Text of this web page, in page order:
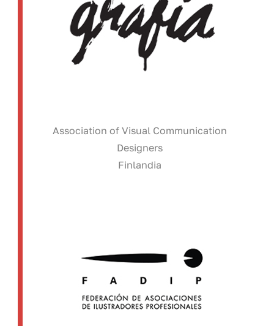
Association of Visual Communication
Designers
Finlandia